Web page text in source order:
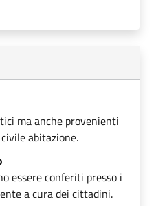
ma anche provenienti
abitazione.
essere conferiti presso i
a cura dei cittadini.